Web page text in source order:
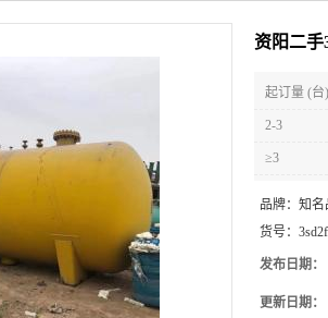
资阳二手
起订量 (台)
2-3
≥3
品牌： 知名
货号：
发布日期：
更新日期：